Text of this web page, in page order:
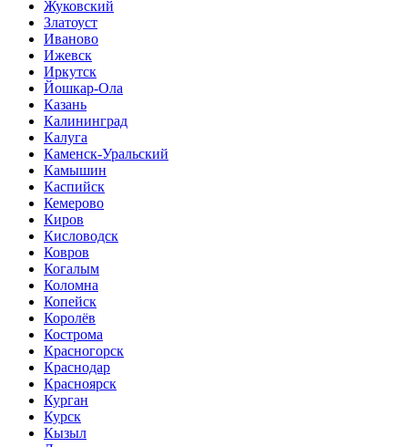
Жуковский
Златоуст
Иваново
Ижевск
Иркутск
Йошкар-Ола
Казань
Калининград
Калуга
Каменск-Уральский
Камышин
Каспийск
Кемерово
Киров
Кисловодск
Ковров
Когалым
Коломна
Копейск
Королёв
Кострома
Красногорск
Краснодар
Красноярск
Курган
Курск
Кызыл